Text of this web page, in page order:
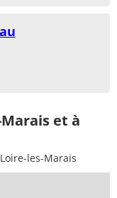
et à
les-Marais